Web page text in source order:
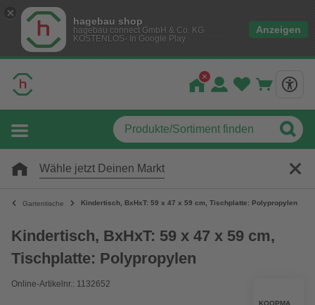
hagebau shop
hagebau connect GmbH & Co. KG
KOSTENLOS- In Google Play
Anzeigen
Wähle jetzt Deinen Markt
Gartentische Kindertisch, BxHxT: 59 x 47 x 59 cm, Tischplatte: Polypropylen
Kindertisch, BxHxT: 59 x 47 x 59 cm,
Tischplatte: Polypropylen
Online-Artikelnr.: 1132652